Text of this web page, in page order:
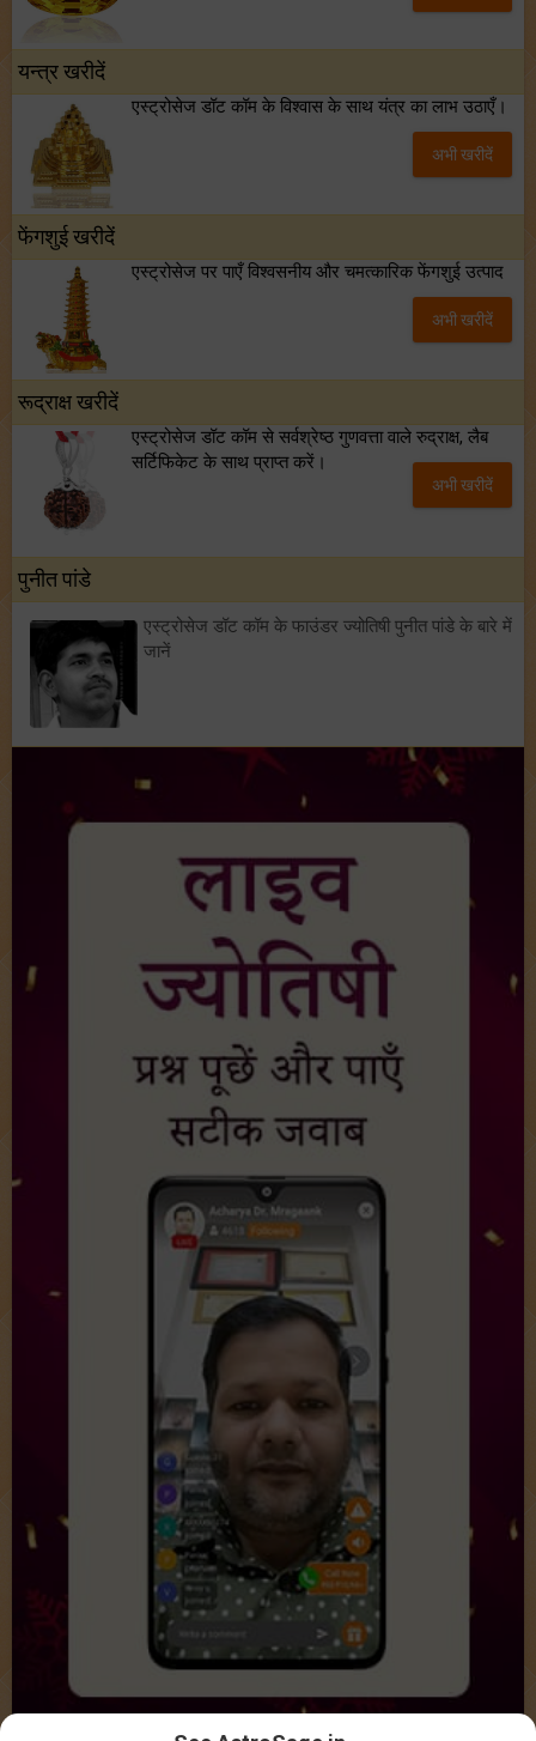
यन्त्र खरीदें
एस्ट्रोसेज डॉट कॉम के विश्वास के साथ यंत्र का लाभ उठाएँ।
अभी खरीदें
फेंगशुई खरीदें
एस्ट्रोसेज पर पाएँ विश्वसनीय और चमत्कारिक फेंगशुई उत्पाद
अभी खरीदें
रूद्राक्ष खरीदें
एस्ट्रोसेज डॉट कॉम से सर्वश्रेष्ठ गुणवत्ता वाले रुद्राक्ष, लैब
सर्टिफिकेट के साथ प्राप्त करें।
अभी खरीदें
पुनीत पांडे
एस्ट्रोसेज डॉट कॉम के फाउंडर ज्योतिषी पुनीत पांडे के बारे में
जानें